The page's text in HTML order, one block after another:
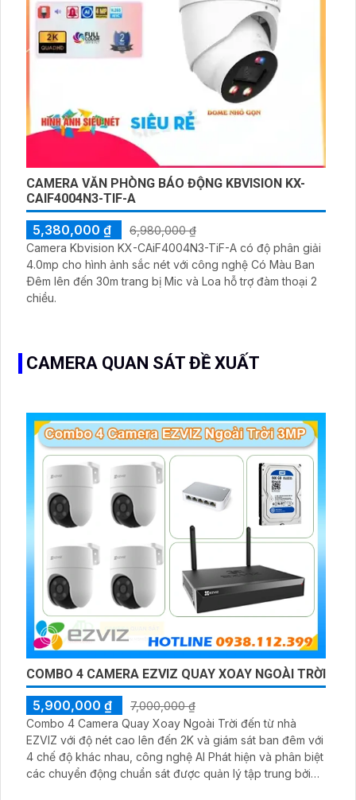
CAMERA VĂN PHÒNG BÁO ĐỘNG KBVISION KX-
CAIF4004N3-TIF-A
5,380,000 ₫
6,980,000 ₫
Camera Kbvision KX-CAiF4004N3-TiF-A có độ phân giải
4.0mp cho hình ảnh sắc nét với công nghệ Có Màu Ban
Ðêm lên đến 30m trang bị Mic và Loa hỗ trợ đàm thoại 2
chiều.
CAMERA QUAN SÁT ĐỀ XUẤT
COMBO 4 CAMERA EZVIZ QUAY XOAY NGOÀI TRỜI
5,900,000 ₫
7,000,000 ₫
Combo 4 Camera Quay Xoay Ngoài Trời đến từ nhà
EZVIZ với độ nét cao lên đến 2K và giám sát ban đêm với
4 chế độ khác nhau, công nghệ AI Phát hiện và phân biệt
các chuyển động chuẩn sát được quản lý tập trung bởi